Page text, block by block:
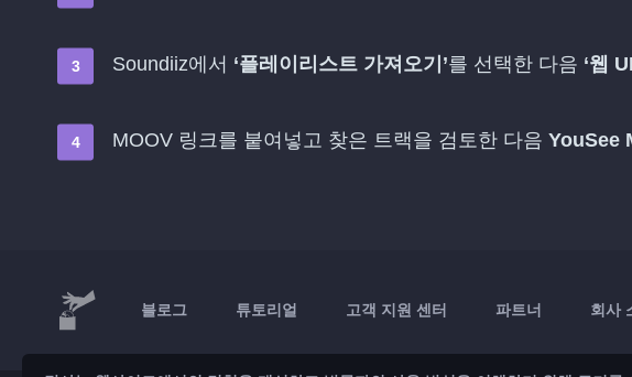
Soundiiz에서 ‘플레이리스트 가져오기’를 선택한 다음 ‘웹
MOOV 링크를 붙여넣고 찾은 트랙을 검토한 다음 YouSee
블로그 튜토리얼 고객 지원 센터 파트너 회사